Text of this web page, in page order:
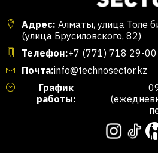
Адрес: Алматы, улица Толе
(улица Брусиловского, 82)
Телефон:+7 (771) 718 29-00
Почта:info@technosector.kz
График
работы: